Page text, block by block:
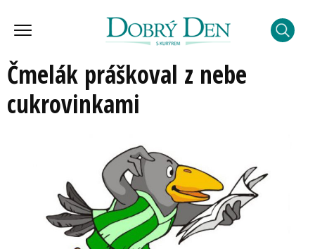
Čmelák práškoval z nebe
cukrovinkami